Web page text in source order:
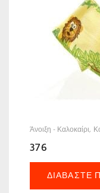
Άνοιξη - Καλοκαίρι
376
ΔΙΑΒΆΣΤΕ